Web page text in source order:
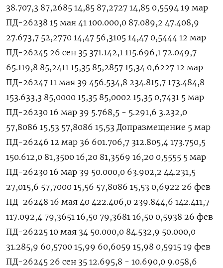
38.707,3 87,2685 14,85 87,2727 14,85 0,5594 19 мар
ПД-26238 15 мая 41 100.000,0 87.089,2 47.408,9
27.673,7 52,2770 14,47 56,3105 14,47 0,5444 12 мар
ПД-26245 26 сен 35 371.142,1 115.696,1 72.049,7
65.119,8 85,2411 15,35 85,2857 15,34 0,6227 12 мар
ПД-26247 11 мая 39 456.534,8 234.815,7 173.484,8
153.633,3 85,0000 15,35 85,0002 15,35 0,7431 5 мар
ПД-26230 16 мар 39 5.768,5 - 5.291,6 3.232,0
57,8086 15,53 57,8086 15,53 Допразмещение 5 мар
ПД-26246 12 мар 36 601.706,7 312.805,4 173.750,5
150.612,0 81,3500 16,20 81,3569 16,20 0,5555 5 мар
ПД-26230 16 мар 39 50.000,0 63.902,2 44.231,5
27,015,6 57,7000 15,56 57,8086 15,53 0,6922 26 фев
ПД-26248 16 мая 40 422.406,0 239.844,6 142.411,7
117.092,4 79,3651 16,50 79,3681 16,50 0,5938 26 фев
ПД-26225 10 мая 34 50.000,0 84.532,9 50.000,0
31.285,9 60,5700 15,99 60,6059 15,98 0,5915 19 фев
ПД-26245 26 сен 35 12.695,8 - 10.690,0 9.058,6